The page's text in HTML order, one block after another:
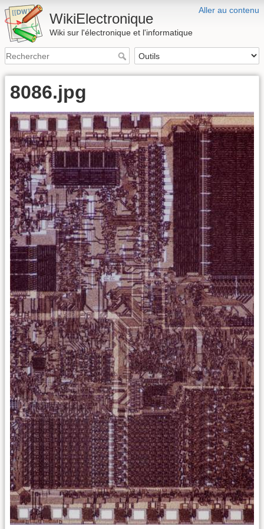
Aller au contenu
WikiElectronique
Wiki sur l'électronique et l'informatique
8086.jpg